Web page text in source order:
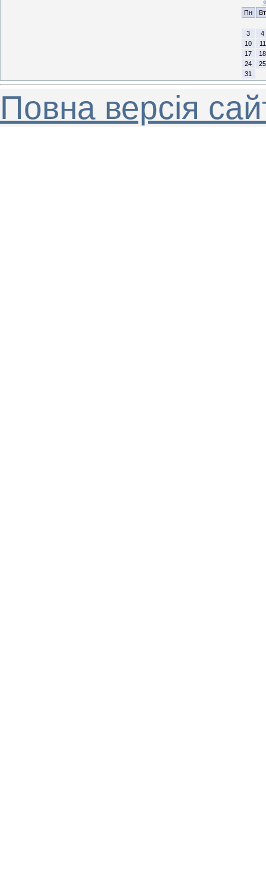
«
Пн
Вт
3
4
10
11
17
18
24
25
31
Повна версія